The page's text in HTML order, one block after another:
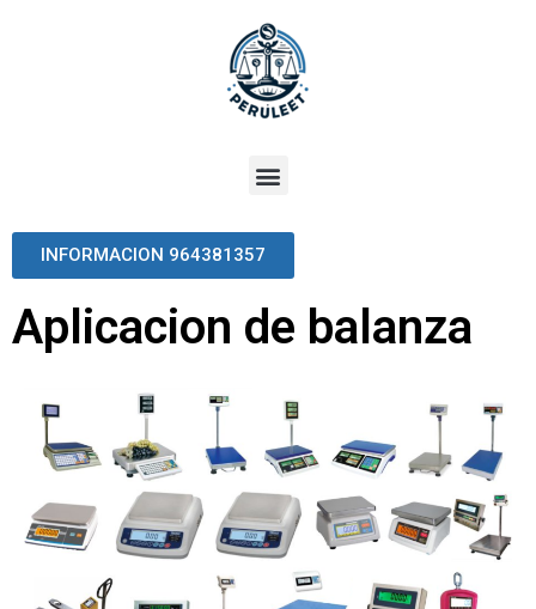
INFORMACION 964381357
Aplicacion de balanza